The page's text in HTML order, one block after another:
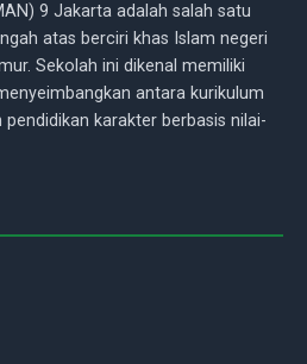
9 Jakarta adalah salah satu
atas berciri khas Islam negeri
Sekolah ini dikenal memiliki
antara kurikulum
karakter berbasis nilai-